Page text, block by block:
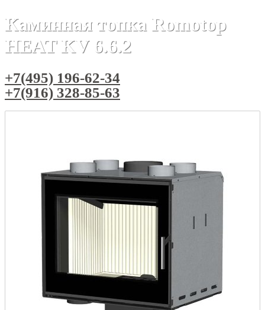
Каминная топка Romotop
HEAT KV 6.6.2
+7(495) 196-62-34
+7(916) 328-85-63